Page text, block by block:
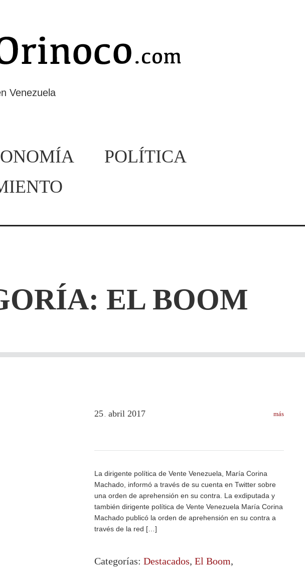
Venezuela
POLÍTICA
EL BOOM
25 abril 2017
La dirigente política de Vente Venezuela, María Corina
Machado, informó a través de su cuenta en Twitter sobre
una orden de aprehensión en su contra. La exdiputada y
también dirigente política de Vente Venezuela María Corina
Machado publicó la orden de aprehensión en su contra a
través de la red […]
más
Categorías: Destacados, El Boom,